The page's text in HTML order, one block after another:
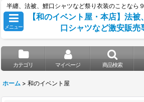
半纏、法被、鯉口シャツなど祭り衣装のことなら
メニュー
【和のイベント屋・本店】法
口シャツなど激安販売
カテゴリ マイページ 商品検索
ホーム > 和のイベント屋